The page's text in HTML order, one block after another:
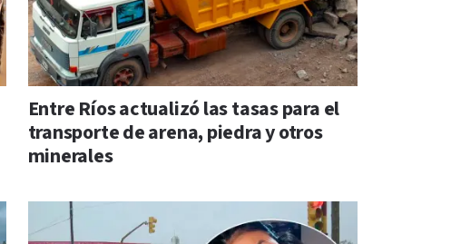
Entre Ríos actualizó las tasas para el
transporte de arena, piedra y otros
minerales